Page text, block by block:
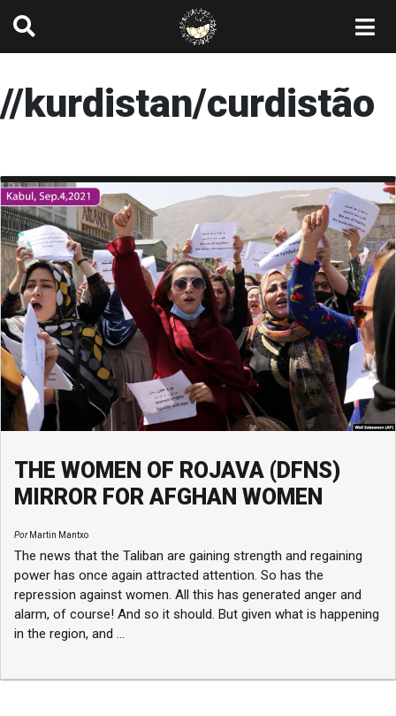
//kurdistan/curdistão
THE WOMEN OF ROJAVA (DFNS)
MIRROR FOR AFGHAN WOMEN
PorMartin Mantxo
The news that the Taliban are gaining strength and regaining
power has once again attracted attention. So has the
repression against women. All this has generated anger and
alarm, of course! And so it should. But given what is happening
in the region, and ...